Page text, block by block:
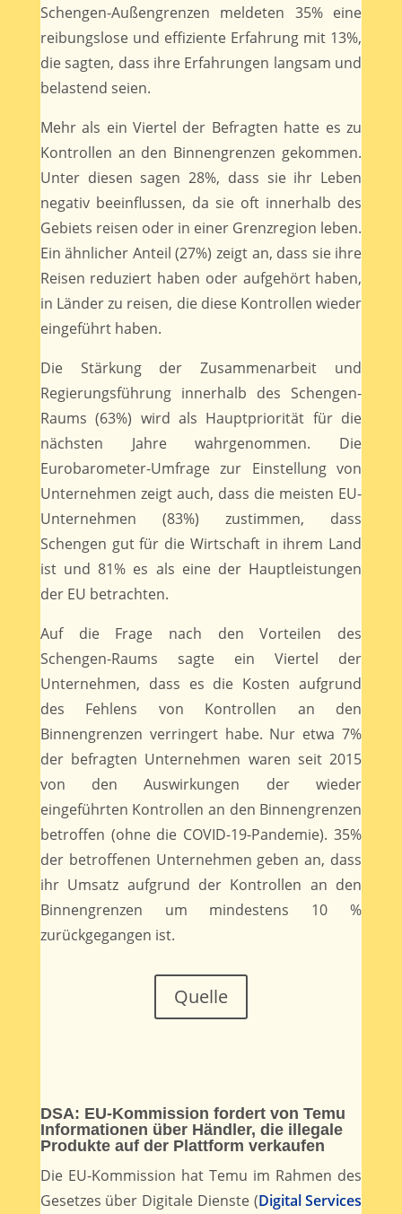
Schengen-Außengrenzen meldeten 35% eine
reibungslose und effiziente Erfahrung mit 13%,
die sagten, dass ihre Erfahrungen langsam und
belastend seien.
Mehr als ein Viertel der Befragten hatte es zu
Kontrollen an den Binnengrenzen gekommen.
Unter diesen sagen 28%, dass sie ihr Leben
negativ beeinflussen, da sie oft innerhalb des
Gebiets reisen oder in einer Grenzregion leben.
Ein ähnlicher Anteil (27%) zeigt an, dass sie ihre
Reisen reduziert haben oder aufgehört haben,
in Länder zu reisen, die diese Kontrollen wieder
eingeführt haben.
Die Stärkung der Zusammenarbeit und
Regierungsführung innerhalb des Schengen-
Raums (63%) wird als Hauptpriorität für die
nächsten Jahre wahrgenommen. Die
Eurobarometer-Umfrage zur Einstellung von
Unternehmen zeigt auch, dass die meisten EU-
Unternehmen (83%) zustimmen, dass
Schengen gut für die Wirtschaft in ihrem Land
ist und 81% es als eine der Hauptleistungen
der EU betrachten.
Auf die Frage nach den Vorteilen des
Schengen-Raums sagte ein Viertel der
Unternehmen, dass es die Kosten aufgrund
des Fehlens von Kontrollen an den
Binnengrenzen verringert habe. Nur etwa 7%
der befragten Unternehmen waren seit 2015
von den Auswirkungen der wieder
eingeführten Kontrollen an den Binnengrenzen
betroffen (ohne die COVID-19-Pandemie). 35%
der betroffenen Unternehmen geben an, dass
ihr Umsatz aufgrund der Kontrollen an den
Binnengrenzen um mindestens 10 %
zurückgegangen ist.
Quelle
DSA: EU-Kommission fordert von Temu
Informationen über Händler, die illegale
Produkte auf der Plattform verkaufen
Die EU-Kommission hat Temu im Rahmen des
Gesetzes über Digitale Dienste (Digital Services